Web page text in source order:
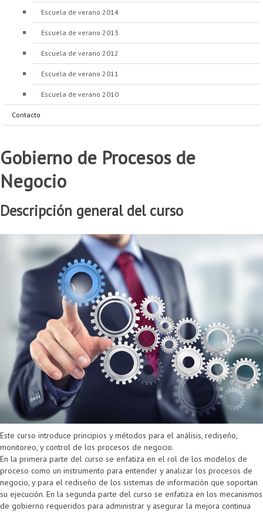
Escuela de verano 2014
Escuela de verano 2013
Escuela de verano 2012
Escuela de verano 2011
Escuela de verano 2010
Contacto
Gobierno de Procesos de
Negocio
Descripción general del curso
Este curso introduce principios y métodos para el análisis, rediseño,
monitoreo, y control de los procesos de negocio.
En la primera parte del curso se enfatiza en el rol de los modelos de
proceso como un instrumento para entender y analizar los procesos de
negocio, y para el rediseño de los sistemas de información que soportan
su ejecución. En la segunda parte del curso se enfatiza en los mecanismos
de gobierno requeridos para administrar y asegurar la mejora continua
Proyecto de grado
Reingreso
Reintegro
Retiro voluntario
Transferencia
Tarifas
Grado